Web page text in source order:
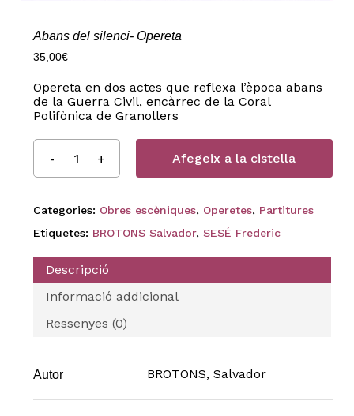
Abans del silenci- Opereta
35,00€
Opereta en dos actes que reflexa l’època abans
de la Guerra Civil, encàrrec de la Coral
Polifònica de Granollers
Afegeix a la cistella
Categories: Obres escèniques, Operetes, Partitures
Etiquetes: BROTONS Salvador, SESÉ Frederic
Descripció
Informació addicional
Ressenyes (0)
Autor BROTONS, Salvador